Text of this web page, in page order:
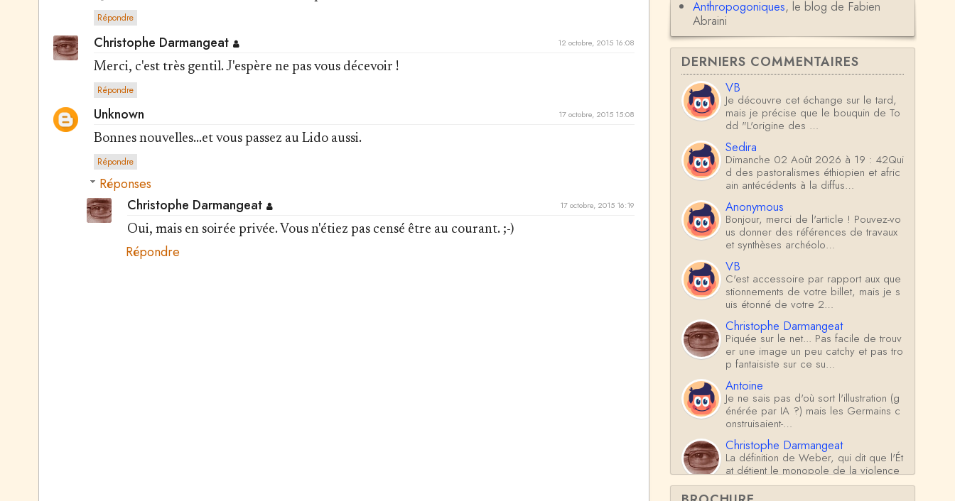
Répondre
Christophe Darmangeat 12 octobre, 2015 16:08
Merci, c'est très gentil. J'espère ne pas vous décevoir !
Répondre
Unknown 17 octobre, 2015 15:08
Bonnes nouvelles...et vous passez au Lido aussi.
Répondre
Réponses
Christophe Darmangeat
17 octobre, 2015 16:19
Oui, mais en soirée privée. Vous n'étiez pas censé être au courant. ;-)
Répondre
Anthropogoniques, le blog de Fabien
Abraini
DERNIERS COMMENTAIRES
VB
Je découvre cet échange sur le tard,
mais je précise que le bouquin de To
dd "L'origine des …
Sedira
Dimanche 02 Août 2026 à 19 : 42Qui
d des pastoralismes éthiopien et afric
ain antécédents à la diffus…
Anonymous
Bonjour, merci de l'article ! Pouvez-vo
us donner des références de travaux
et synthèses archéolo…
VB
C'est accessoire par rapport aux que
stionnements de votre billet, mais je s
uis étonné de votre 2…
Christophe Darmangeat
Piquée sur le net... Pas facile de trouv
er une image un peu catchy et pas tro
p fantaisiste sur ce su…
Antoine
Je ne sais pas d'où sort l'illustration (g
énérée par IA ?) mais les Germains c
onstruisaient-…
Christophe Darmangeat
La définition de Weber, qui dit que l'Ét
at détient le monopole de la violence
*légitime* répond …